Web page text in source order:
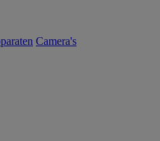
Camera's